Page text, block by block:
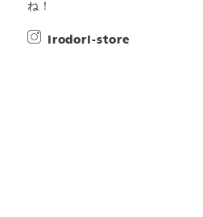
ね！
irodori-store